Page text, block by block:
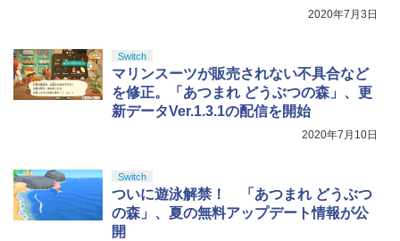
2020年7月3日
Switch
マリンスーツが販売されない不具合など
を修正。「あつまれ どうぶつの森」、更
新データVer.1.3.1の配信を開始
2020年7月10日
Switch
ついに遊泳解禁！ 「あつまれ どうぶつ
の森」、夏の無料アップデート情報が公
開